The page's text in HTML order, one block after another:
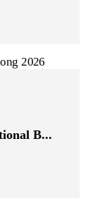
B...